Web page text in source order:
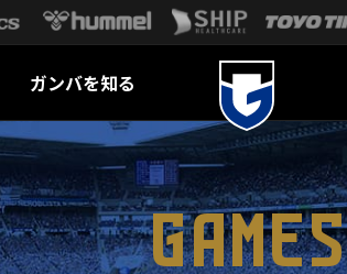
ガンバを知る
GAMES